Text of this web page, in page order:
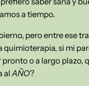
a tiempo.
pero entre ese
si mi
o a largo
al AÑO?